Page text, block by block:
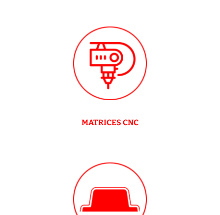
MATRICES CNC